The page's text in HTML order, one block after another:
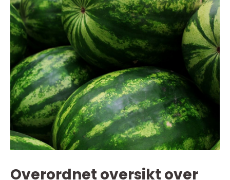
Overordnet oversikt over